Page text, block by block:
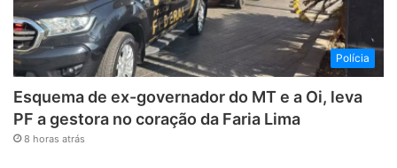
Polícia
Esquema de ex-governador do MT e a Oi, leva
PF a gestora no coração da Faria Lima
8 horas atrás